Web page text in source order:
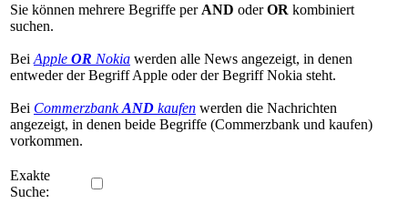
Sie können mehrere Begriffe per AND oderOR kombiniert
suchen.
Bei Apple OR Nokia werden alle News angezeigt, in denen
entweder der Begriff Apple oder der Begriff Nokia steht.
Bei CommerzbankAND kaufen werden die Nachrichten
angezeigt, in denen beide Begriffe (Commerzbank und kaufen)
vorkommen.
Exakte
Suche: